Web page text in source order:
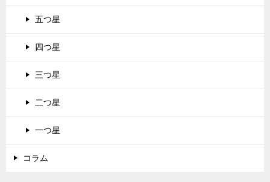
五つ星
四つ星
三つ星
二つ星
一つ星
コラム